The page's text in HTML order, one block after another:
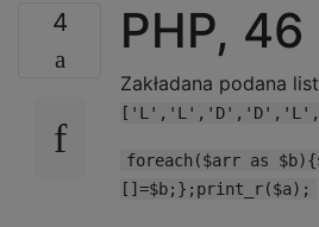
4 PHP,
Zakładana podana
foreach($arr as
[]=$b;};print_r($a);